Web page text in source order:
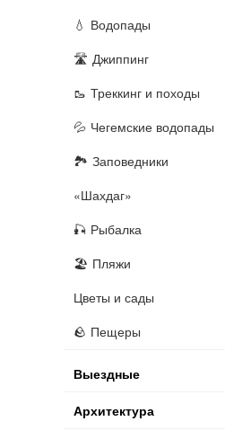
Водопады
Джиппинг
Треккинг и походы
Чегемские водопады
Заповедники
«Шахдаг»
Рыбалка
Пляжи
Цветы и сады
Пещеры
Выездные
Архитектура